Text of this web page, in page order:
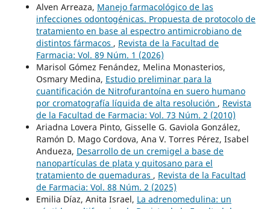
Alven Arreaza, Manejo farmacológico de las
infecciones odontogénicas. Propuesta de protocolo de
tratamiento en base al espectro antimicrobiano de
distintos fármacos , Revista de la Facultad de
Farmacia: Vol. 89 Núm. 1 (2026)
Marisol Gómez Fenández, Melina Monasterios,
Osmary Medina, Estudio preliminar para la
cuantificación de Nitrofurantoína en suero humano
por cromatografía líquida de alta resolución , Revista
de la Facultad de Farmacia: Vol. 73 Núm. 2 (2010)
Ariadna Lovera Pinto, Gisselle G. Gaviola González,
Ramón D. Mago Cordova, Ana V. Torres Pérez, Isabel
Andueza, Desarrollo de un cremigel a base de
nanopartículas de plata y quitosano para el
tratamiento de quemaduras , Revista de la Facultad
de Farmacia: Vol. 88 Núm. 2 (2025)
Emilia Díaz, Anita Israel, La adrenomedulina: un